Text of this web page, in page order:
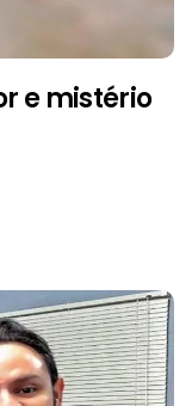
e mistério